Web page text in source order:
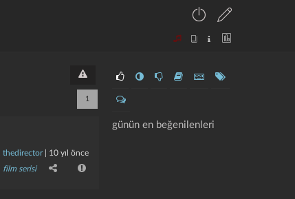
günün en beğenilenleri
1
thedirector| 10 yıl önce
film serisi